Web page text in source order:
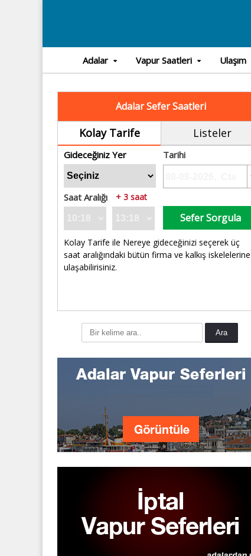
Adalar Vapur Saatleri Ulaşım
Adalar Sefer Saatleri
Kolay Tarife Listeler
Gideceğiniz Yer Tarihi
Saat Aralığı + 3 saat
Sefer Sorgula
Kolay Tarife ile Nereye gideceğinizi seçerek üç
saat aralığındaki bütün firma ve kalkış iskelelerine
ulaşabilirisiniz.